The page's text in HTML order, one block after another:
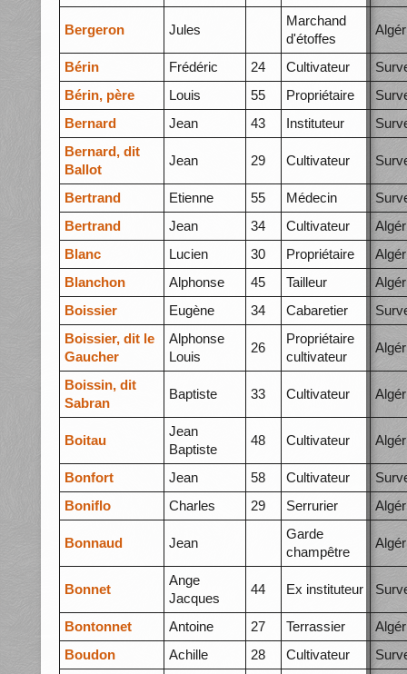
Bergeron Jules
Marchand
d'étoffes
Bérin Frédéric 24 Cultivateur
Bérin, père
Louis 55 Propriétaire
Bernard
Jean 43 Instituteur
Bernard, dit
Ballot
Jean 29 Cultivateur
Bertrand Etienne 55 Médecin
Bertrand
Jean 34 Cultivateur
Blanc
Lucien 30 Propriétaire
Blanchon
Alphonse 45 Tailleur
Boissier
Eugène 34 Cabaretier
Boissier, dit le
Gaucher
Alphonse
Louis
26
Propriétaire
cultivateur
Boissin, dit
Sabran
Baptiste 33 Cultivateur
Boitau
Jean
Baptiste
48 Cultivateur
Bonfort Jean 58 Cultivateur
Boniflo
Charles 29 Serrurier
Bonnaud Jean
Garde
champêtre
Bonnet
Ange
Jacques
44 Ex instituteur
Bontonnet Antoine 27 Terrassier
Boudon
Achille 28 Cultivateur